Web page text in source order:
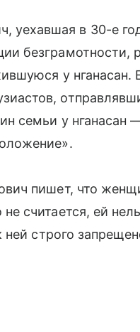
уехавшая в 30-е
безграмотности,
у нганасан.
семьи у
пишет, что
считается, ей
строго